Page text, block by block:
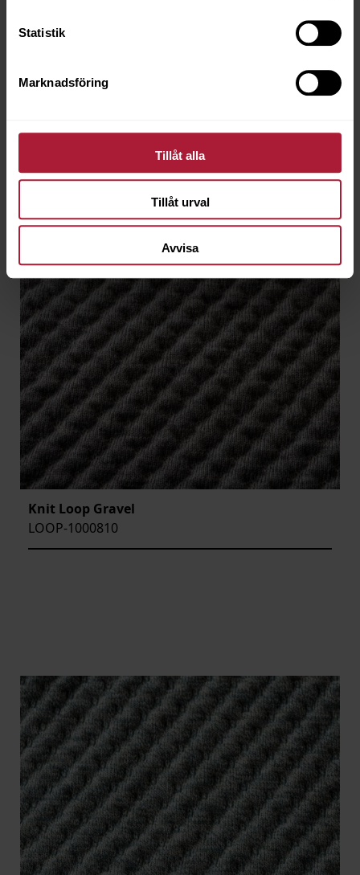
Statistik
Marknadsföring
Tillåt alla
Tillåt urval
Avvisa
Knit Loop Gravel
LOOP-1000810